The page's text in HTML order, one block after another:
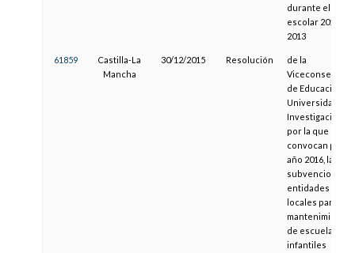
durante el
escolar 2012-
2013
61859
Castilla-La
Mancha
30/12/2015 Resolución
de la
Viceconsejería
de Educación,
Universidades e
Investigación,
por la que se
convocan para
año 2016, las
subvenciones a
entidades
locales para el
mantenimiento
de escuelas
infantiles